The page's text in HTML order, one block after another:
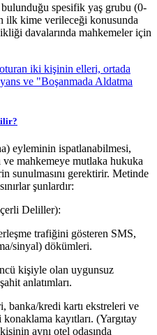
spesifik yaş grubu (0-
ilk kime verileceği konusunda
davalarında mahkemeler için
eyleminin ispatlanabilmesi,
ve mahkemeye mutlaka hukuka
sunulmasını gerektirir. Metinde
şunlardır:
Deliller):
trafiğini gösteren SMS,
sinyal) dökümleri.
kişiyle olan uygunsuz
anlatımları.
banka/kredi kartı ekstreleri ve
kayıtları. (Yargıtay
aynı otel odasında